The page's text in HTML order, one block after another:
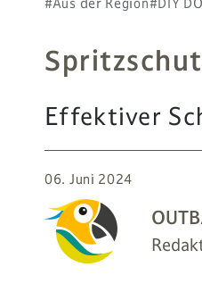
Effektiver
06. Juni 2024